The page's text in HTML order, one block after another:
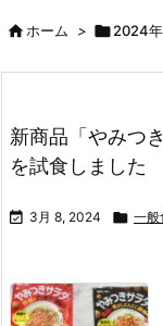
ホーム > 2024
新商品「やみつ
を試食しました
 3月 8, 2024  一般